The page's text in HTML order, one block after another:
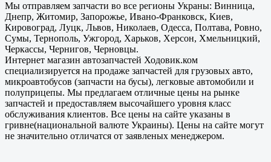
Мы отправляем запчасти во все регионы Украны: Винница,
Днепр, Житомир, Запорожье, Ивано-Франковск, Киев,
Кировоград, Луцк, Львов, Николаев, Одесса, Полтава, Ровно,
Сумы, Тернополь, Ужгород, Харьков, Херсон, Хмельницкий,
Черкассы, Чернигов, Черновцы.
Интернет магазин автозапчастей Ходовик.ком
специализируется на продаже запчастей для грузовых авто,
микроавтобусов (запчасти на бусы), легковые автомобили и
полуприцепы. Мы предлагаем отличные цены на рынке
запчастей и предоставляем высочайшего уровня класс
обслуживания клиентов. Все цены на сайте указаны в
гривне(национальной валюте Украины). Цены на сайте могут
не значительно отличатся от заявленых менеджером.